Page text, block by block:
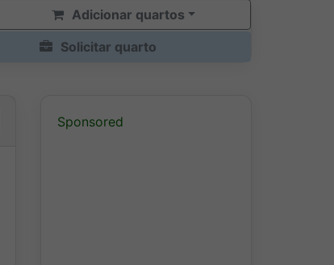
Adicionar quartos
Solicitar quarto
Sponsored